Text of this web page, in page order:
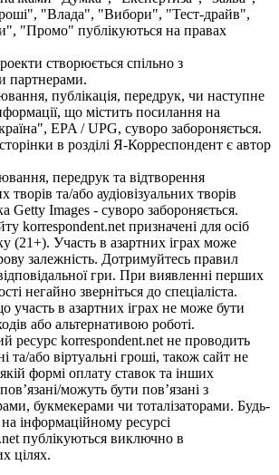
"Влада", "Вибори", "Тест-драйв",
"Промо" публікуються на правах
створюється спільно з
партнерами.
публікація, передрук, чи наступне
що містить посилання на
EPA / UPG, суворо забороняється.
в розділі Я-Корреспондент є автор
передрук та відтворення
творів та/або аудіовізуальних творів
Getty Images - суворо забороняється.
korrespondent.net призначені для осіб
(21+). Участь в азартних іграх може
залежність. Дотримуйтесь правил
гри. При виявленні перших
негайно зверніться до спеціаліста.
участь в азартних іграх не може бути
або альтернативою роботі.
ресурс korrespondent.net не проводить
та/або віртуальні гроші, також сайт не
формі оплату ставок та інших
можуть бути пов’язані з
букмекерами чи тоталізаторами. Будь-
на інформаційному ресурсі
публікуються виключно в
цілях.